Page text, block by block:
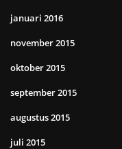
januari 2016
november 2015
oktober 2015
september 2015
augustus 2015
juli 2015